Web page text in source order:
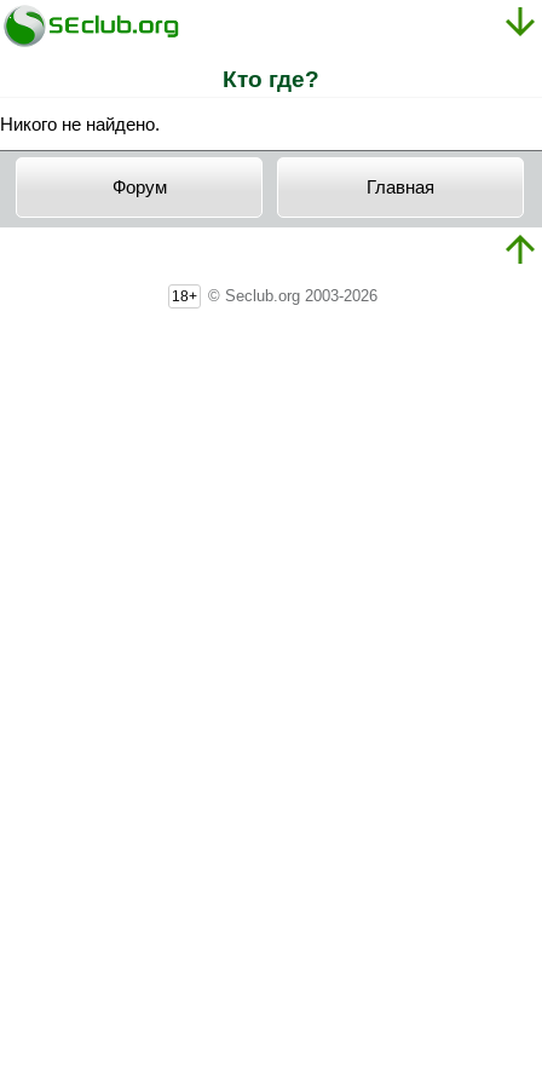
Кто где?
Никого не найдено.
Форум Главная
18+ © Seclub.org 2003-2026